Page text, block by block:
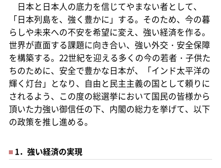
日本と日本人の底力を信じてやまない者として、
「日本列島を、強く豊かに」する。そのため、今の暮
らしや未来への不安を希望に変え、強い経済を作る。
世界が直面する課題に向き合い、強い外交・安全保障
を構築する。22世紀を迎える多くの今の若者・子供た
ちのために、安全で豊かな日本が、「インド太平洋の
輝く灯台」となり、自由と民主主義の国として頼りに
されるよう、この度の総選挙において国民の皆様から
頂いた力強い御信任の下、内閣の総力を挙げて、以下
の政策を推し進める。
1．強い経済の実現